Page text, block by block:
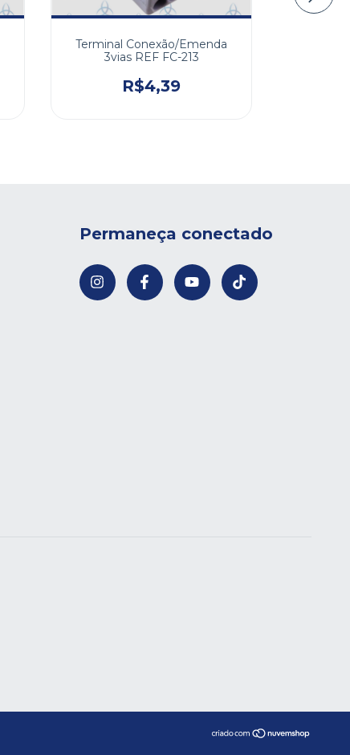
Terminal Conexão/Emenda
3vias REF FC-213
R$4,39
Permaneça conectado